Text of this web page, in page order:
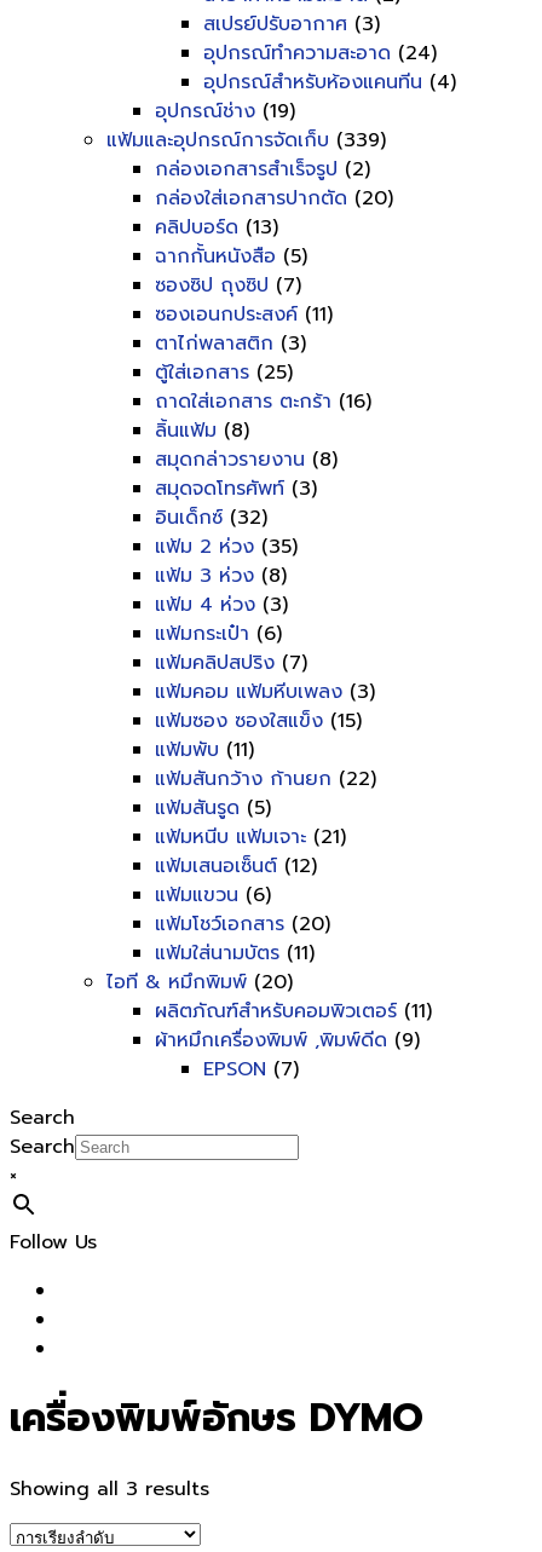
สเปรย์ปรับอากาศ (3)
อุปกรณ์ทำความสะอาด (24)
อุปกรณ์สำหรับห้องแคนทีน (4)
อุปกรณ์ช่าง (19)
แฟ้มและอุปกรณ์การจัดเก็บ (339)
กล่องเอกสารสำเร็จรูป (2)
กล่องใส่เอกสารปากตัด (20)
คลิปบอร์ด (13)
ฉากกั้นหนังสือ (5)
ซองซิป ถุงซิป (7)
ซองเอนกประสงค์ (11)
ตาไก่พลาสติก (3)
ตู้ใส่เอกสาร (25)
ถาดใส่เอกสาร ตะกร้า (16)
ลิ้นแฟ้ม (8)
สมุดกล่าวรายงาน (8)
สมุดจดโทรศัพท์ (3)
อินเด็กซ์ (32)
แฟ้ม 2 ห่วง (35)
แฟ้ม 3 ห่วง (8)
แฟ้ม 4 ห่วง (3)
แฟ้มกระเป๋า (6)
แฟ้มคลิปสปริง (7)
แฟ้มคอม แฟ้มหีบเพลง (3)
แฟ้มซอง ซองใสแข็ง (15)
แฟ้มพับ (11)
แฟ้มสันกว้าง ก้านยก (22)
แฟ้มสันรูด (5)
แฟ้มหนีบ แฟ้มเจาะ (21)
แฟ้มเสนอเซ็นต์ (12)
แฟ้มแขวน (6)
แฟ้มโชว์เอกสาร (20)
แฟ้มใส่นามบัตร (11)
ไอที & หมึกพิมพ์ (20)
ผลิตภัณฑ์สำหรับคอมพิวเตอร์ (11)
ผ้าหมึกเครื่องพิมพ์ ,พิมพ์ดีด (9)
EPSON (7)
Search
Search
×
Follow Us
เครื่องพิมพ์อักษร DYMO
Showing all 3 results